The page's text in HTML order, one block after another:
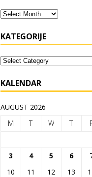
KATEGORIJE
KALENDAR
AUGUST 2026
M
T W T
3
4 5 6
10
11 12 13